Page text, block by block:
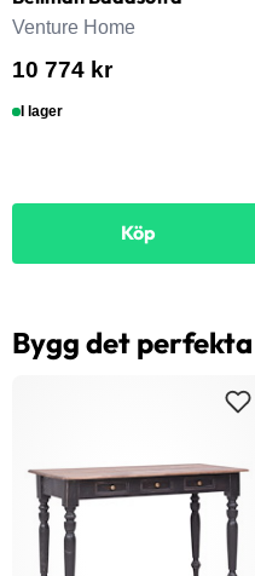
Venture Home
10 774 kr
I lager
Köp
Bygg det